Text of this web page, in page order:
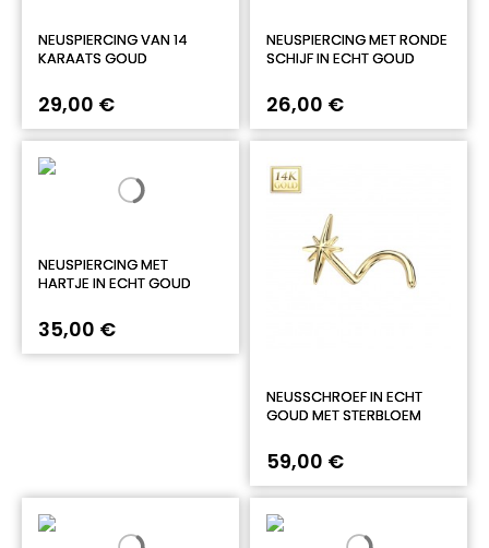
NEUSPIERCING VAN 14
KARAATS GOUD
29,00 €
NEUSPIERCING MET RONDE
SCHIJF IN ECHT GOUD
26,00 €
NEUSPIERCING MET
HARTJE IN ECHT GOUD
35,00 €
NEUSSCHROEF IN ECHT
GOUD MET STERBLOEM
59,00 €